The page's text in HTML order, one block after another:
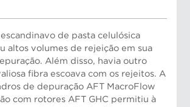
de pasta celulósica
altos volumes de rejeição em sua
Além disso, havia outro
fibra escoava com os rejeitos. A
de depuração AFT MacroFlow
com rotores AFT GHC permitiu à